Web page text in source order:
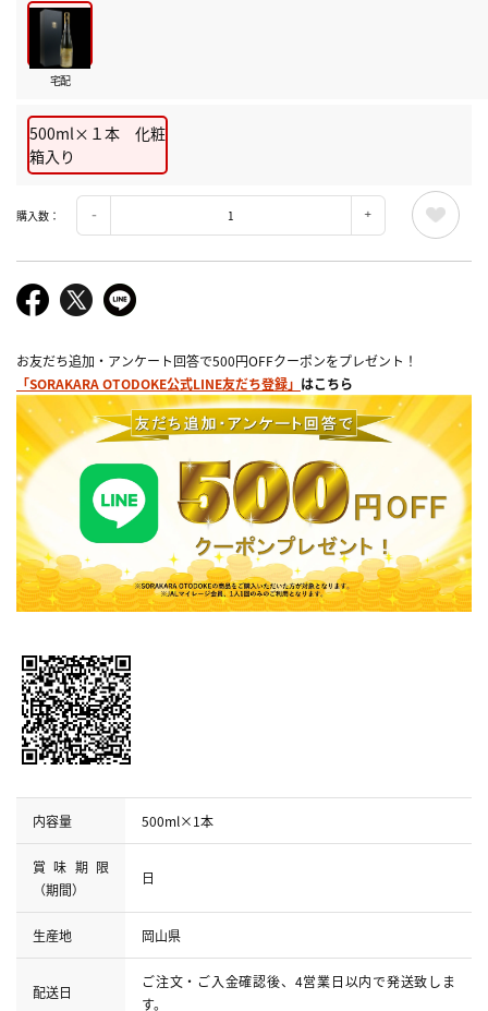
宅配
500ml×１本 化粧
箱入り
購入数：
お友だち追加・アンケート回答で500円OFFクーポンをプレゼント！
「SORAKARA OTODOKE公式LINE友だち登録」 はこちら
内容量 500ml×1本
賞味期限
（期間）
日
生産地 岡山県
配送日
ご注文・ご入金確認後、4営業日以内で発送致しま
す。